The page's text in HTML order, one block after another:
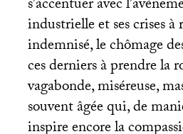
s’accentuer avec
industrielle et ses crises
indemnisé, le chômage
ces derniers à prendre la
vagabonde, miséreuse,
souvent âgée qui, de
inspire encore la